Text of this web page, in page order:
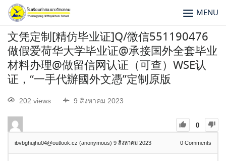
MENU
文凭定制[精仿毕业证]Q/微信551190476
做假爱荷华大学毕业证@承接国外全套毕业
材料办理@做留信网认证（可查）WSE认
证，“一手代辦國外文憑”定制原版
202 views 9 สิงหาคม 2023
0
ibvbghujhu04@outlook.cz (anonymous) 9 สิงหาคม 2023 0 Comments